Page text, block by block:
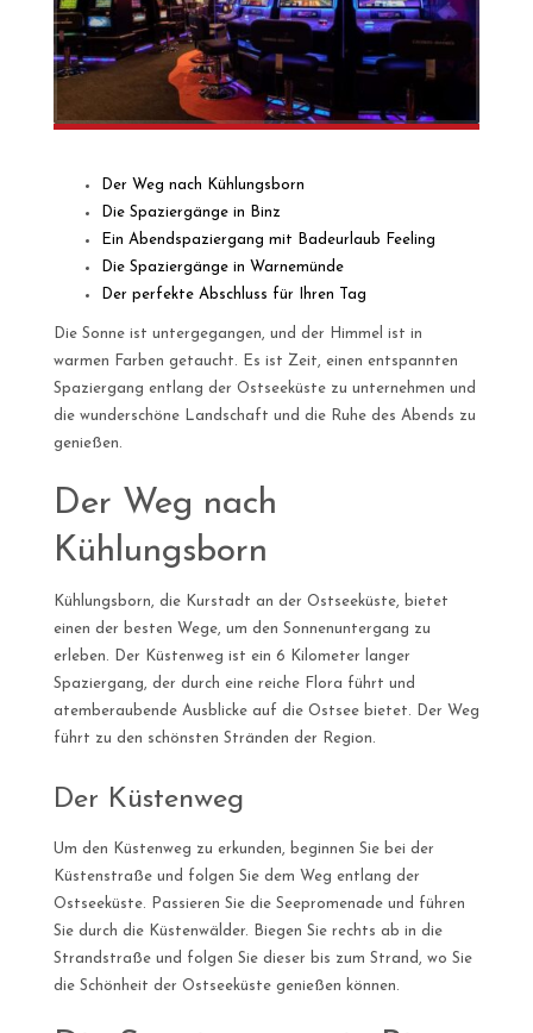
Der Weg nach Kühlungsborn
Die Spaziergänge in Binz
Ein Abendspaziergang mit Badeurlaub Feeling
Die Spaziergänge in Warnemünde
Der perfekte Abschluss für Ihren Tag
Die Sonne ist untergegangen, und der Himmel ist in
warmen Farben getaucht. Es ist Zeit, einen entspannten
Spaziergang entlang der Ostseeküste zu unternehmen und
die wunderschöne Landschaft und die Ruhe des Abends zu
genießen.
Der Weg nach
Kühlungsborn
Kühlungsborn, die Kurstadt an der Ostseeküste, bietet
einen der besten Wege, um den Sonnenuntergang zu
erleben. Der Küstenweg ist ein 6 Kilometer langer
Spaziergang, der durch eine reiche Flora führt und
atemberaubende Ausblicke auf die Ostsee bietet. Der Weg
führt zu den schönsten Stränden der Region.
Der Küstenweg
Um den Küstenweg zu erkunden, beginnen Sie bei der
Küstenstraße und folgen Sie dem Weg entlang der
Ostseeküste. Passieren Sie die Seepromenade und führen
Sie durch die Küstenwälder. Biegen Sie rechts ab in die
Strandstraße und folgen Sie dieser bis zum Strand, wo Sie
die Schönheit der Ostseeküste genießen können.